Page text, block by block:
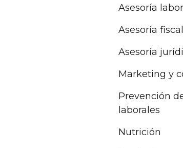
Asesoría
Asesoría
Asesoría
Marketing y
Prevención
laborales
Nutrición